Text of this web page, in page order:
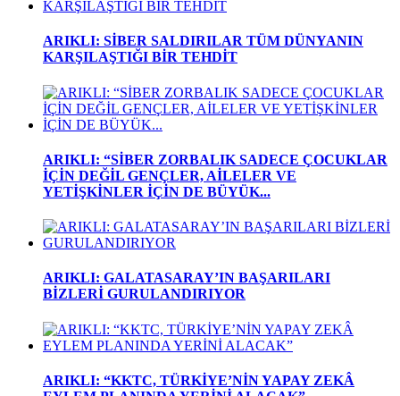
ARIKLI: SİBER SALDIRILAR TÜM DÜNYANIN
KARŞILAŞTIĞI BİR TEHDİT
ARIKLI: “SİBER ZORBALIK SADECE ÇOCUKLAR
İÇİN DEĞİL GENÇLER, AİLELER VE
YETİŞKİNLER İÇİN DE BÜYÜK...
ARIKLI: GALATASARAY’IN BAŞARILARI
BİZLERİ GURULANDIRIYOR
ARIKLI: “KKTC, TÜRKİYE’NİN YAPAY ZEKÂ